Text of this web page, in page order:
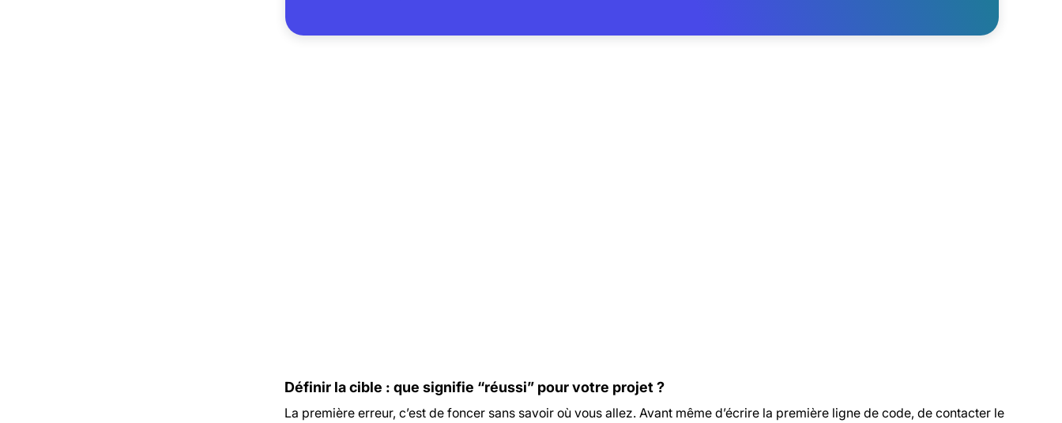
Définir la cible : que signifie “réussi” pour votre projet ?
La première erreur, c’est de foncer sans savoir où vous allez. Avant même d’écrire la première ligne de code, de contacter le